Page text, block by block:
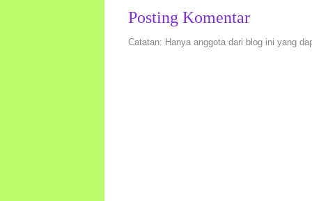
Posting Komentar
Catatan: Hanya anggota dari blog ini yang